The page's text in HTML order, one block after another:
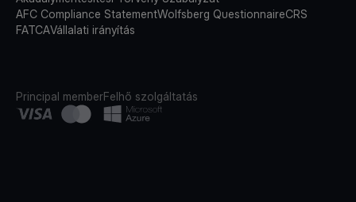
AFC Compliance StatementWolfsberg QuestionnaireCRS
FATCAVállalati irányítás
Principal memberFelhő szolgáltatás